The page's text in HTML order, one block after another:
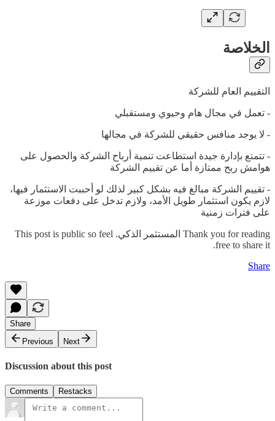
الخلاصة
التقييم العام للشركة
- تعمل في مجال هام وحيوي ومستقبلي
- لا يوجد منافس حقيقي للشركة في مجالها
- تتمتع بإدارة جيدة استطاعت تنمية أرباح الشركة والحصول على
هوامش ربح ممتازة أما عن تقييم الشركة
- تقييم الشركة مبالغ فيه بشكل كبير لذلك لو أحببت الاستثمار فيها،
لازم يكون استثمار طويل الأمد، ولازم تدخل على دفعات موزعة
على فترات زمنية
Thank you for reading المستثمر الذكي. This post is public so feel
free to share it.
Share
Share
Previous
Next
Discussion about this post
Comments Restacks